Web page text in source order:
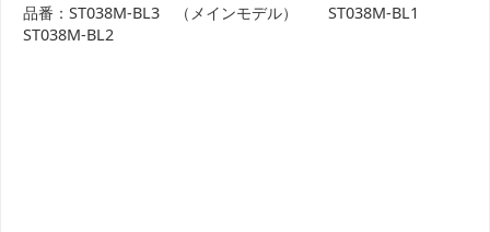
品番：ST038M-BL3 （メインモデル） ST038M-BL1
ST038M-BL2